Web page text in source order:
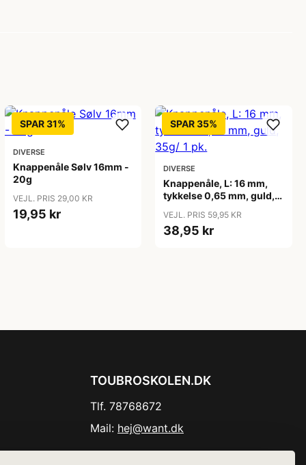
SPAR 31%
DIVERSE
Knappenåle Sølv 16mm -
20g
VEJL. PRIS 29,00 KR
19,95 kr
SPAR 35%
DIVERSE
Knappenåle, L: 16 mm,
tykkelse 0,65 mm, guld,
VEJL. PRIS 59,95 KR
38,95 kr
TOUBROSKOLEN.DK
Tlf. 78768672
Mail: hej@want.dk